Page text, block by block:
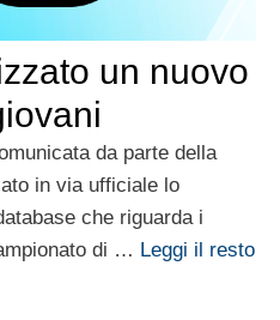
un nuovo
da parte della
in via ufficiale lo
che riguarda i
di … Leggi il resto